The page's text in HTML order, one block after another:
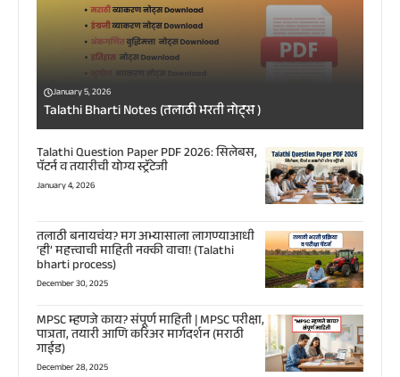
January 5, 2026
Talathi Bharti Notes (तलाठी भरती नोट्स )
Talathi Question Paper PDF 2026: सिलेबस,
पॅटर्न व तयारीची योग्य स्ट्रॅटेजी
January 4, 2026
तलाठी बनायचंय? मग अभ्यासाला लागण्याआधी
‘ही’ महत्त्वाची माहिती नक्की वाचा! (Talathi
bharti process)
December 30, 2025
MPSC म्हणजे काय? संपूर्ण माहिती | MPSC परीक्षा,
पात्रता, तयारी आणि करिअर मार्गदर्शन (मराठी
गाईड)
December 28, 2025